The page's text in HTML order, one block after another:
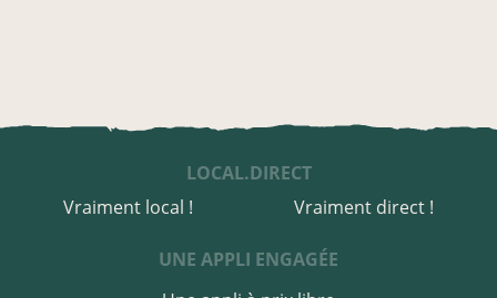
LOCAL.DIRECT
Vraiment local !
Vraiment direct !
UNE APPLI ENGAGÉE